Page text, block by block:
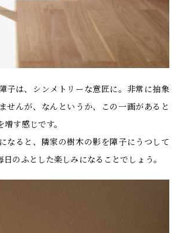
子は、シンメトリーな意匠に。非常に抽象
せんが、なんというか、この一画があると
す感じです。
なると、隣家の樹木の影を障子にうつして
日のふとした楽しみになることでしょう。